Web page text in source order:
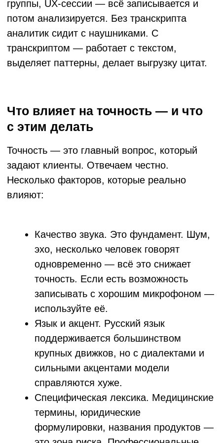
Интеграция в рабочие процессы
Разовая расшифровка одного видео — это
одно. Но настоящая ценность появляется,
когда транскрибация становится частью
транскрибацию, текст попадает в
корпоративную базу знаний, теги и резюме
генерируются автоматически. Такой
пайплайн требует API-интеграции — и это
уже не задача для онлайн-сервиса с
кнопкой «загрузить файл».
Для компаний, которым нужна не просто
расшифровка, а встроенный процесс —
конкретный workflow.
Это особенно важно для корпоративного
сегмента. Видеозаписи переговоров, HR-
материалы, документы по сделкам — всё
это чувствительные данные. Перед тем как
загружать что-либо на сторонний сервис,
нужно выяснить:
Где хранятся данные (юрисдикция,
ЦОД)?
Какова политика удаления данных
после обработки?
DPA (Data Processing Agreement)?
Надёжные сервисы отвечают на эти